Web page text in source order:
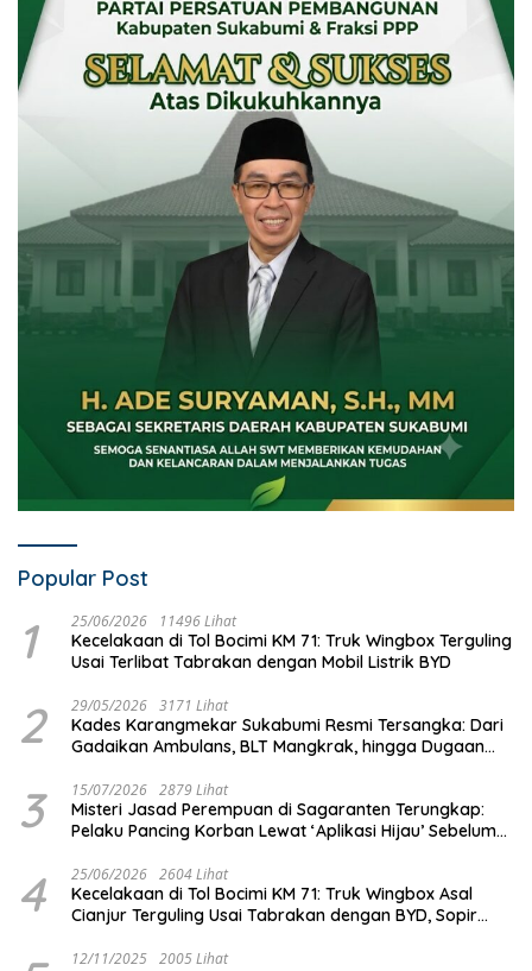
Popular Post
1 25/06/2026 11496 Lihat
Kecelakaan di Tol Bocimi KM 71: Truk Wingbox Terguling
Usai Terlibat Tabrakan dengan Mobil Listrik BYD
2 29/05/2026 3171 Lihat
Kades Karangmekar Sukabumi Resmi Tersangka: Dari
Gadaikan Ambulans, BLT Mangkrak, hingga Dugaan
3 15/07/2026 2879 Lihat
Misteri Jasad Perempuan di Sagaranten Terungkap:
Pelaku Pancing Korban Lewat ‘Aplikasi Hijau’ Sebelum
4 25/06/2026 2604 Lihat
Kecelakaan di Tol Bocimi KM 71: Truk Wingbox Asal
Cianjur Terguling Usai Tabrakan dengan BYD, Sopir
12/11/2025 2005 Lihat